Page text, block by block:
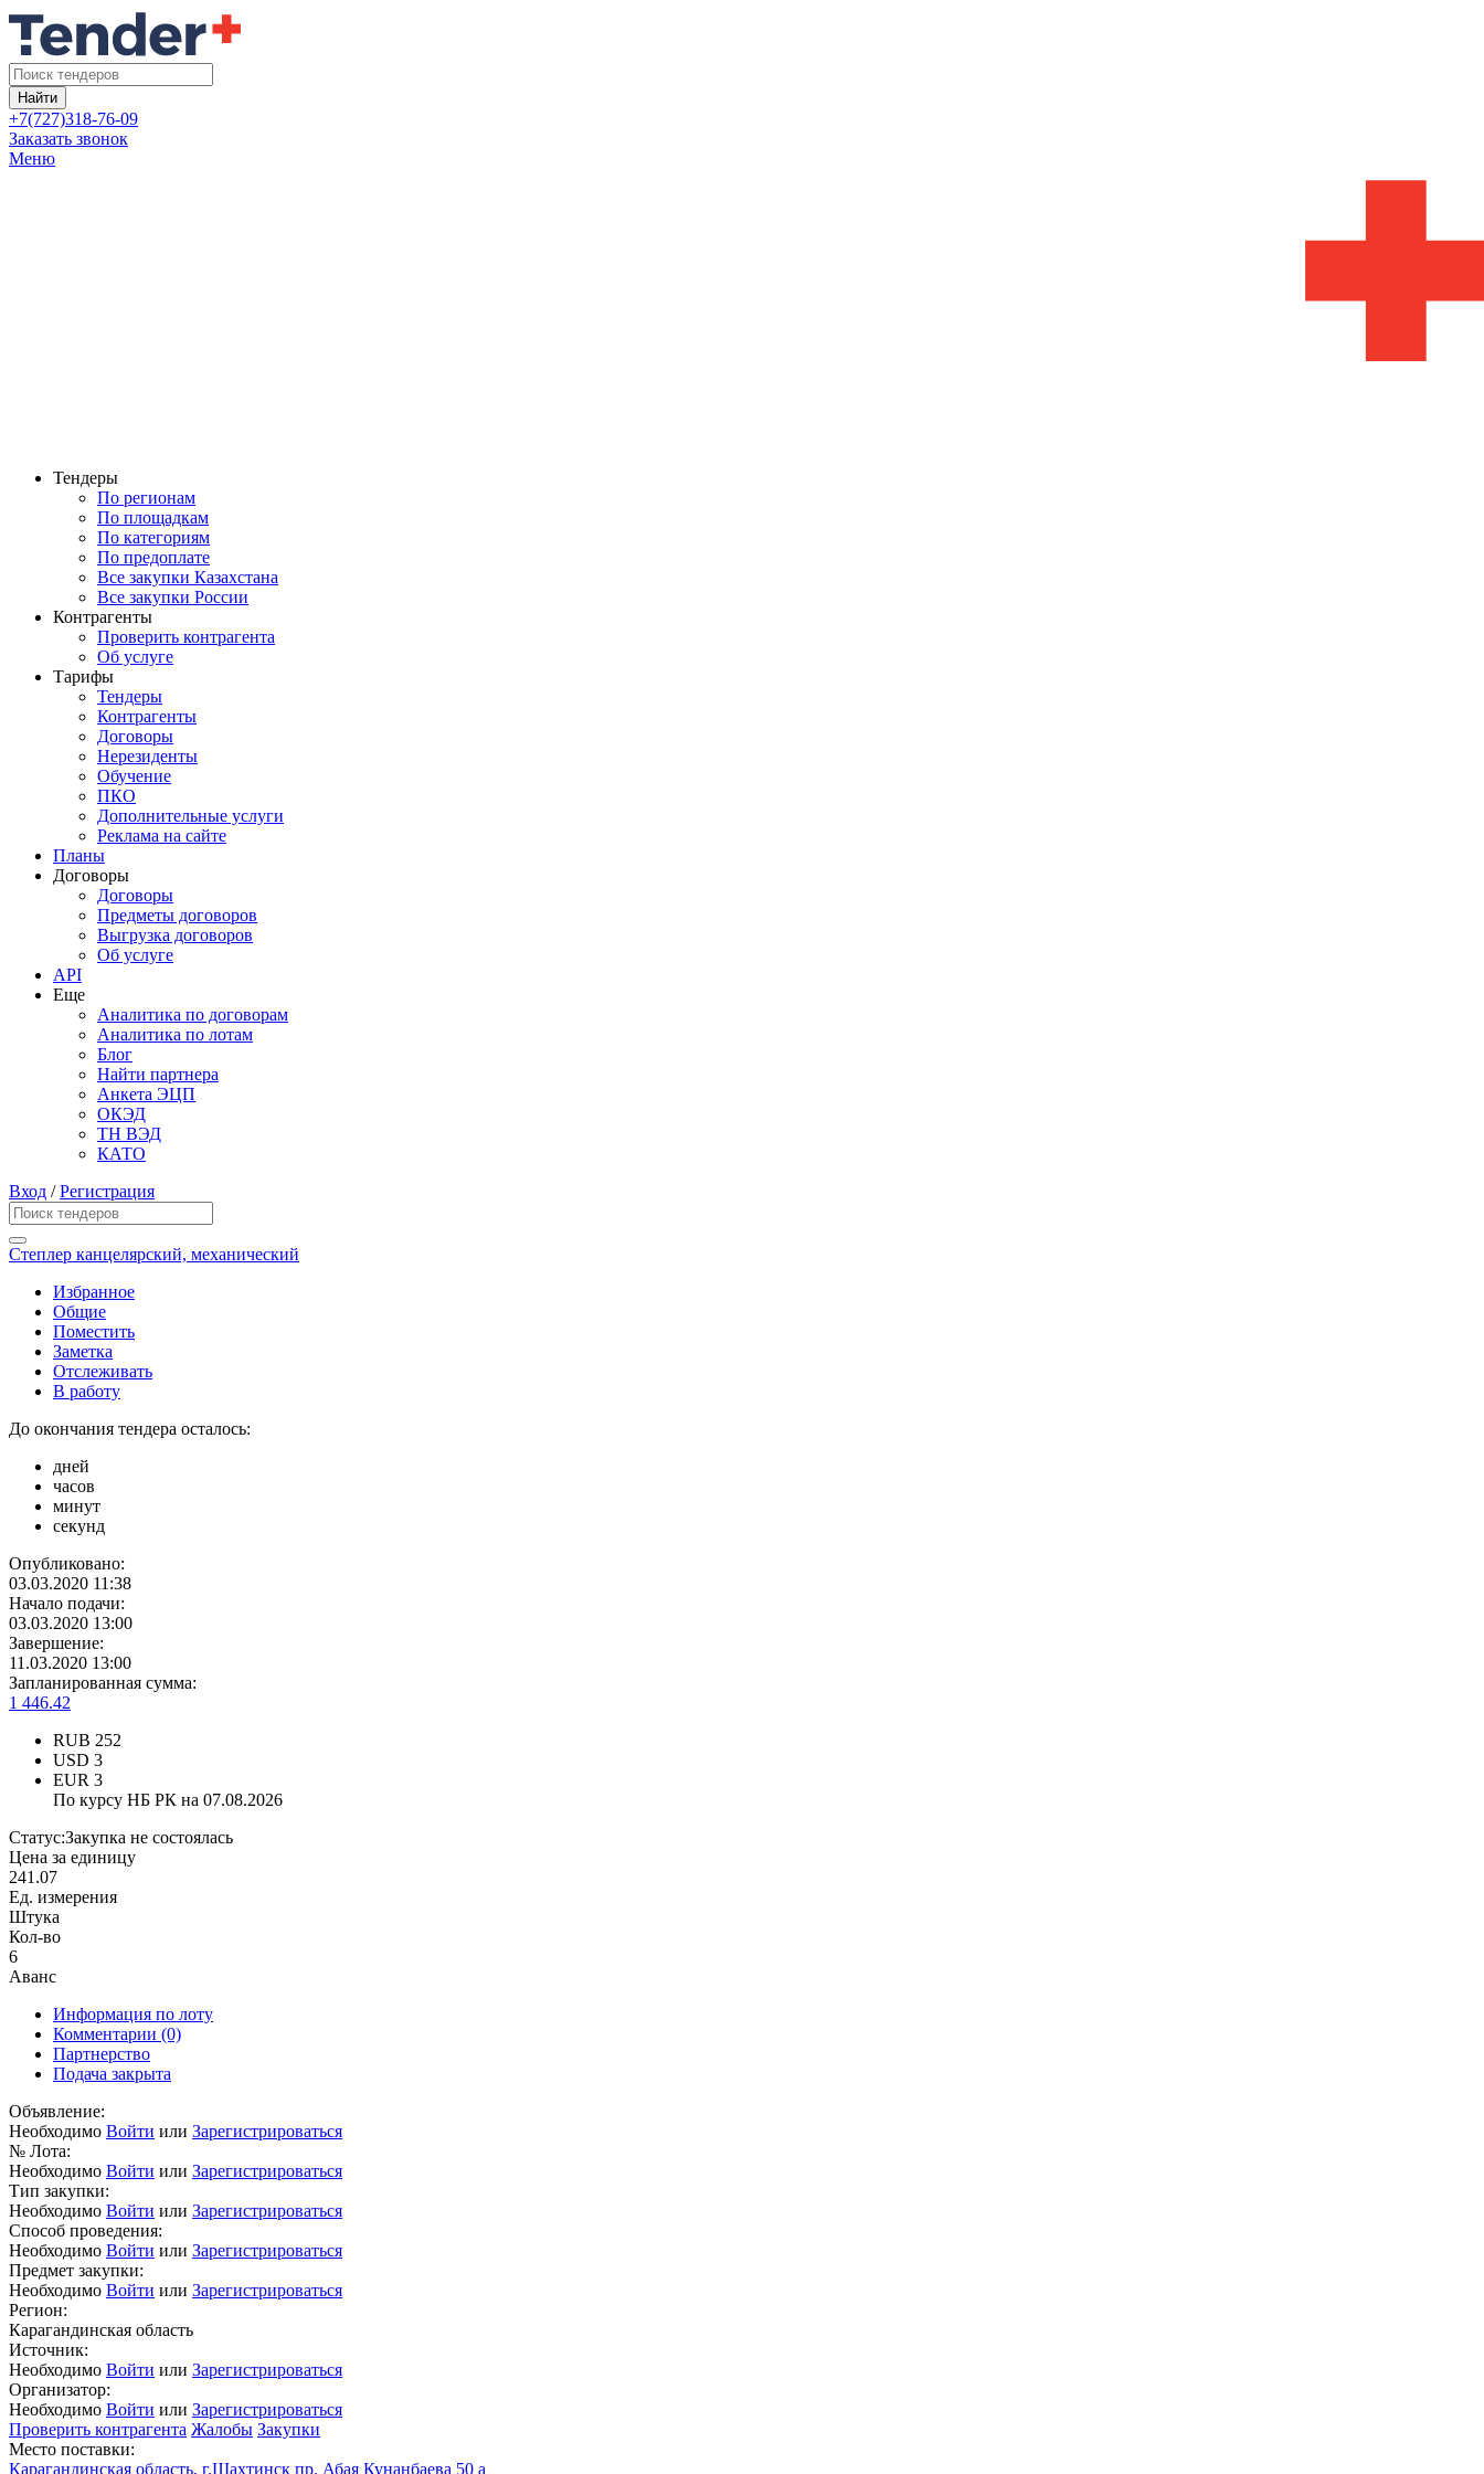
Найти
+7(727)318-76-09
Заказать звонок
Меню
Тендеры
По регионам
По площадкам
По категориям
По предоплате
Все закупки Казахстана
Все закупки России
Контрагенты
Проверить контрагента
Об услуге
Тарифы
Тендеры
Контрагенты
Договоры
Нерезиденты
Обучение
ПКО
Дополнительные услуги
Реклама на сайте
Планы
Договоры
Договоры
Предметы договоров
Выгрузка договоров
Об услуге
API
Еще
Аналитика по договорам
Аналитика по лотам
Блог
Найти партнера
Анкета ЭЦП
ОКЭД
ТН ВЭД
КАТО
Вход /Регистрация
Степлер канцелярский, механический
Избранное
Общие
Поместить
Заметка
Отслеживать
В работу
До окончания тендера осталось:
дней
часов
минут
секунд
Опубликовано:
03.03.2020 11:38
Начало подачи:
03.03.2020 13:00
Завершение:
11.03.2020 13:00
Запланированная сумма:
1 446.42
RUB 252
USD 3
EUR 3
По курсу НБ РК на 07.08.2026
Статус:Закупка не состоялась
Цена за единицу
241.07
Ед. измерения
Штука
Кол-во
6
Аванс
Информация по лоту
Комментарии (0)
Партнерство
Подача закрыта
Объявление:
Необходимо Войти или Зарегистрироваться
№ Лота:
Необходимо Войти или Зарегистрироваться
Тип закупки:
Необходимо Войти или Зарегистрироваться
Способ проведения:
Необходимо Войти или Зарегистрироваться
Предмет закупки:
Необходимо Войти или Зарегистрироваться
Регион:
Карагандинская область
Источник:
Необходимо Войти или Зарегистрироваться
Организатор:
Необходимо Войти или Зарегистрироваться
Проверить контрагента Жалобы Закупки
Место поставки:
Карагандинская область, г.Шахтинск пр. Абая Кунанбаева 50 а